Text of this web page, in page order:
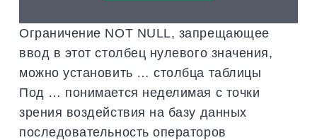
Ограничение NOT NULL, запрещающее
ввод в этот столбец нулевого значения,
можно установить … столбца таблицы
Под … понимается неделимая с точки
зрения воздействия на базу данных
последовательность операторов